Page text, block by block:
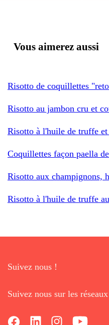
Vous aimerez aussi
Risotto de coquillettes
Risotto au jambon cru et
Risotto à l'huile de truffe et
Coquillettes façon paella
Risotto aux champignons,
Risotto à l'huile de truffe
Suivez nous !
Suivez nous sur les